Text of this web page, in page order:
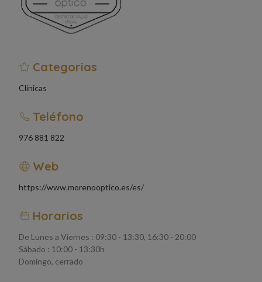
Categorias
Clínicas
Teléfono
976 881 822
Web
https://www.morenooptico.es/es/
Horarios
De Lunes a Viernes : 09:30 - 13:30, 16:30 - 20:00
Sábado : 10:00 - 13:30h
Domingo, cerrado